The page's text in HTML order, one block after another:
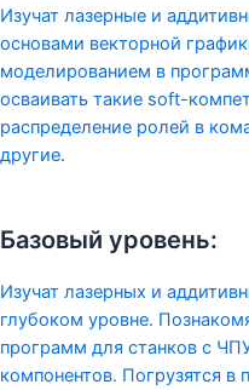
Изучат лазерные и
основами векторной
моделированием в
осваивать такие soft-
распределение ролей в
другие.
Базовый уровень:
Изучат лазерных и
глубоком уровне.
программ для станков с
компонентов. Погрузятся в